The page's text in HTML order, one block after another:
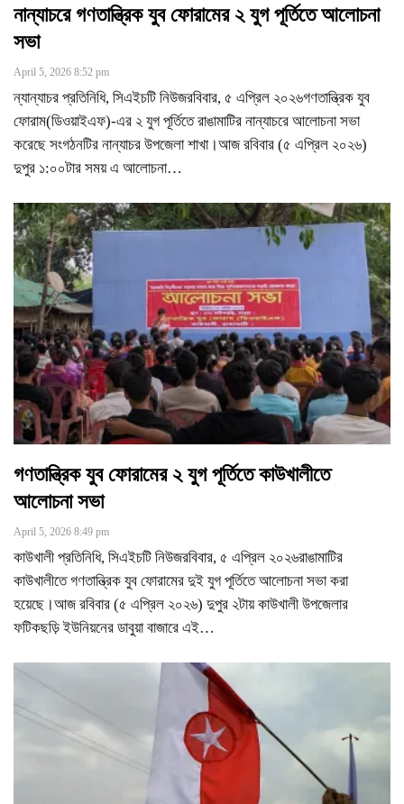
নান্যাচরে গণতান্ত্রিক যুব ফোরামের ২ যুগ পূর্তিতে আলোচনা
সভা
April 5, 2026 8:52 pm
ন্যান্যাচর প্রতিনিধি, সিএইচটি নিউজরবিবার, ৫ এপ্রিল ২০২৬গণতান্ত্রিক যুব
ফোরাম(ডিওয়াইএফ)-এর ২ যুগ পূর্তিতে রাঙামাটির নান্যাচরে আলোচনা সভা
করেছে সংগঠনটির নান্যাচর উপজেলা শাখা।আজ রবিবার (৫ এপ্রিল ২০২৬)
দুপুর ১:০০টার সময় এ আলোচনা…
গণতান্ত্রিক যুব ফোরামের ২ যুগ পূর্তিতে কাউখালীতে
আলোচনা সভা
April 5, 2026 8:49 pm
কাউখালী প্রতিনিধি, সিএইচটি নিউজরবিবার, ৫ এপ্রিল ২০২৬রাঙামাটির
কাউখালীতে গণতান্ত্রিক যুব ফোরামের দুই যুগ পূর্তিতে আলোচনা সভা করা
হয়েছে।আজ রবিবার (৫ এপ্রিল ২০২৬) দুপুর ২টায় কাউখালী উপজেলার
ফটিকছড়ি ইউনিয়নের ডাবুয়া বাজারে এই…